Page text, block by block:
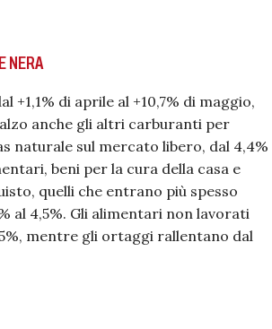
NERA
+1,1% di aprile al +10,7% di maggio,
anche gli altri carburanti per
naturale sul mercato libero, dal 4,4%
beni per la cura della casa e
quelli che entrano più spesso
al 4,5%. Gli alimentari non lavorati
mentre gli ortaggi rallentano dal